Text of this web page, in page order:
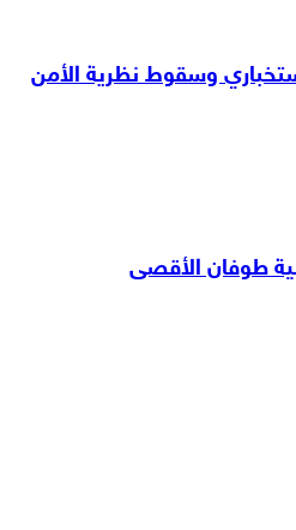
وسقوط نظرية الأمن
طوفان الأقصى